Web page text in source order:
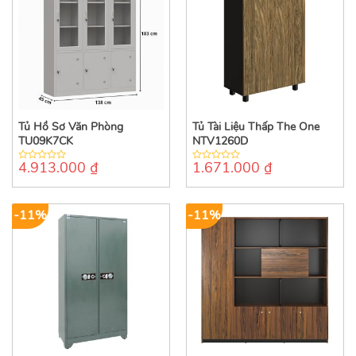
Tủ Hồ Sơ Văn Phòng
TU09K7CK
0
of
4.913.000 ₫
Tủ Tài Liệu Thấp The One
NTV1260D
0
of
1.671.000 ₫
-11% -11%